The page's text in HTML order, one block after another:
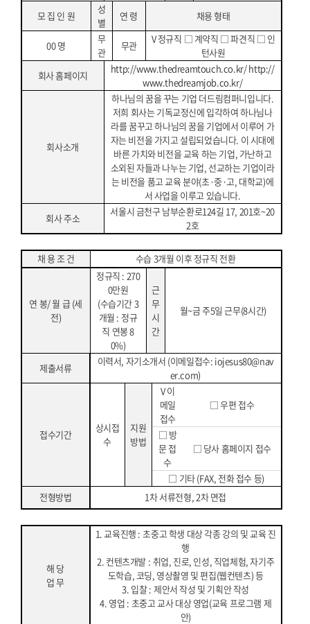
모 집 인 원
성
별
연 령 채용 형태
00명
무
관
무관
V정규직 □ 계약직 □파견직 □ 인
턴사원
회사 홈페이지
http://www.thedreamtouch.co.kr/http://
www.thedreamjob.co.kr/
회사소개
하나님의 꿈을 꾸는 기업 더드림컴퍼니입니다.
저희 회사는 기독교정신에 입각하여 하나님나
라를 꿈꾸고 하나님의 꿈을 기업에서 이루어 가
자는 비전을 가지고 설립되었습니다. 이 시대에
바른 가치와 비전을 교육 하는 기업 가난하고
소외된 자들과 나누는 기업 선교하는 기업이라
는 비전을 품고 교육 분야(초·중·고 대학교)에
서 사업을 이루고 있습니다
회사 주소
서울시 금천구 남부순환로124길 17, 201호~20
2호
채 용 조 건 수습 3개월 이후 정규직 전환
연 봉/월 급(세
전)
정규직 : 270
0만원
(수습기간 3
개월 : 정규
직 연봉8
0%)
근
무
시
간
월~금 주5일 근무(8시간)
제출서류
이력서 자기소개서 (이메일접수: iojesus80@nav
er.com)
접수기간
상시접
수
지원
방법
V이
메일
접수
□우편 접수
□ 방
문 접
수
□ 당사 홈페이지 접수
□ 기타(FAX, 전화 접수 등)
전형방법
1차 서류전형 , 2차 면접
해 당
업 무
1. 교육진행 : 초중고 학생 대상 각종 강의 및 교육 진
행
2. 컨텐츠개발 : 취업 진로 인성 직업체험 ,자기주
도학습, 코딩 영상촬영 및 편집(웹컨텐츠)등
3. 입찰: 제안서 작성 및 기획안 작성
4. 영업 : 초중고 교사 대상 영업(교육 프로그램 제
안)